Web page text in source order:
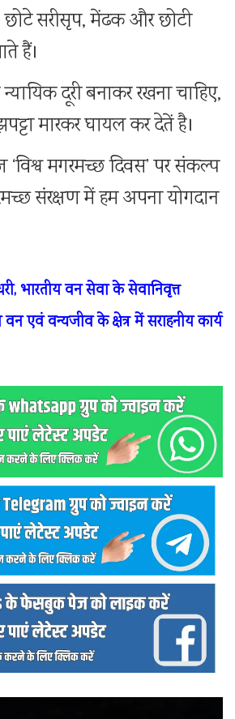
छोटे सरीसृप, मेंढक और छोटी
हैं।
दूरी बनाकर रखना चाहिए,
मारकर घायल कर देतें है।
मगरमच्छ दिवस’ पर संकल्प
संरक्षण में हम अपना योगदान
भारतीय वन सेवा के सेवानिवृत्त
वन एवं वन्यजीव के क्षेत्र में सराहनीय कार्य